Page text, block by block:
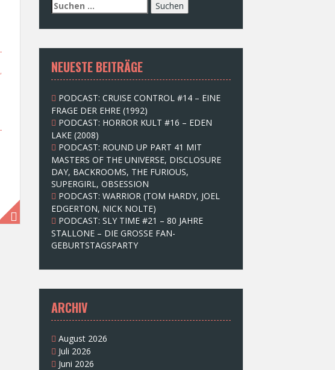
,
S
u
c
e
n
n
c
h
:
NEUESTE BEITRÄGE
PODCAST: CRUISE CONTROL #14 – EINE
FRAGE DER EHRE (1992)
PODCAST: HORROR KULT #16 – EDEN
LAKE (2008)
PODCAST: ROUND UP PART 41 MIT
MASTERS OF THE UNIVERSE, DISCLOSURE
DAY, BACKROOMS, THE FURIOUS,
SUPERGIRL, OBSESSION
PODCAST: WARRIOR (TOM HARDY, JOEL
EDGERTON, NICK NOLTE)
PODCAST: SLY TIME #21 – 80 JAHRE
STALLONE – DIE GROSSE FAN-
GEBURTSTAGSPARTY
ARCHIV
August 2026
Juli 2026
Juni 2026